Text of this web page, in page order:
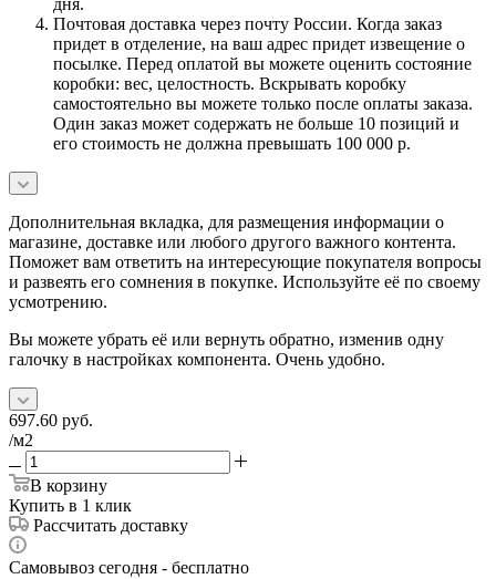
Почтовая доставка через почту России. Когда заказ
придет в отделение, на ваш адрес придет извещение о
посылке. Перед оплатой вы можете оценить состояние
коробки: вес, целостность. Вскрывать коробку
самостоятельно вы можете только после оплаты заказа.
Один заказ может содержать не больше 10 позиций и
его стоимость не должна превышать 100 000 р.
Дополнительная вкладка, для размещения информации о
магазине, доставке или любого другого важного контента.
Поможет вам ответить на интересующие покупателя вопросы
и развеять его сомнения в покупке. Используйте её по своему
усмотрению.
Вы можете убрать её или вернуть обратно, изменив одну
галочку в настройках компонента. Очень удобно.
697.60 руб.
/м2
В корзину
Купить в 1 клик
Рассчитать доставку
Самовывоз сегодня - бесплатно